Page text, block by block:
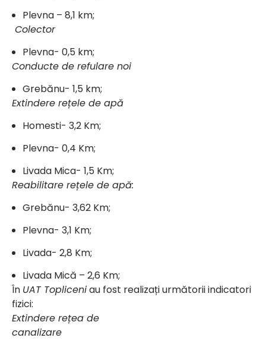
Plevna – 8,1 km;
Colector
Plevna- 0,5 km;
Conducte de refulare noi
Grebănu- 1,5 km;
Extindere rețele de apă
Homesti- 3,2 Km;
Plevna- 0,4 Km;
Livada Mica- 1,5 Km;
Reabilitare rețele de apă:
Grebănu- 3,62 Km;
Plevna- 3,1 Km;
Livada- 2,8 Km;
Livada Mică – 2,6 Km;
În UAT Topliceniau fost realizați următorii indicatori
fizici:
Extindere rețea de
canalizare